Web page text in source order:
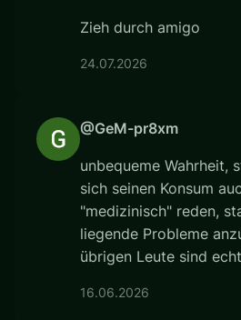
Zieh durch amigo
24.07.2026
@GeM-pr8xm
unbequeme Wahrheit,
sich seinen Konsum
"medizinisch" reden,
liegende Probleme
übrigen Leute sind
16.06.2026